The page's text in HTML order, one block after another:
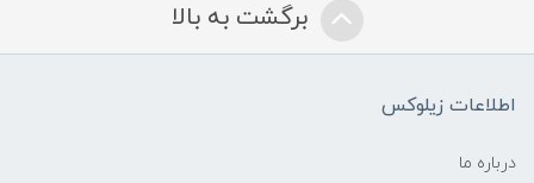
برگشت به بالا
اطلاعات زیلوکس
درباره ما